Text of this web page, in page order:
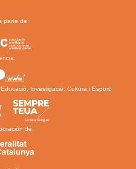
parte de:
Investigació, Cultura i Esport:
de: